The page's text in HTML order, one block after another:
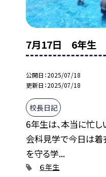
7月17日 6年生
公開日 2025/07/18
更新日 2025/07/18
校長日記
6年生は、本当に忙し
会科見学で今日は着
を守る学...
６年生